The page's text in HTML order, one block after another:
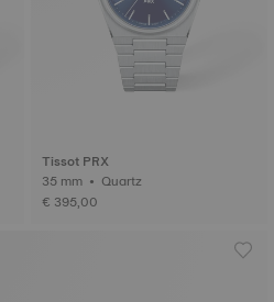
Tissot PRX
35 mm • Quartz
€ 395,00